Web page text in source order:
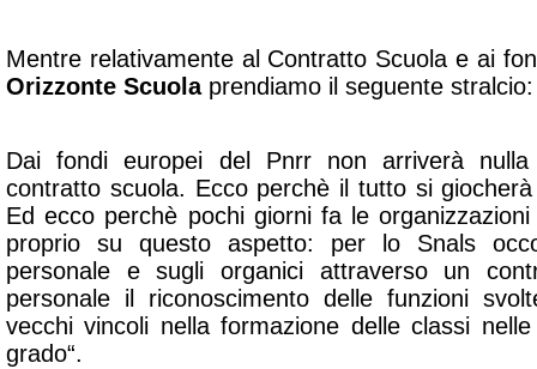
Mentre relativamente al Contratto Scuola e ai
Orizzonte Scuola prendiamo il seguente stralcio:
Dai fondi europei del Pnrr non arriverà
contratto scuola. Ecco perchè il tutto si
Ed ecco perchè pochi giorni fa le
proprio su questo aspetto: per lo Snals
personale e sugli organici attraverso un
personale il riconoscimento delle funzioni
vecchi vincoli nella formazione delle classi
grado“.